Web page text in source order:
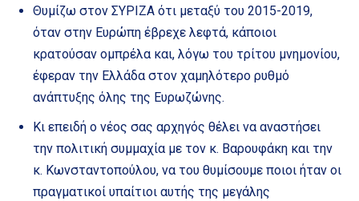
Θυμίζω στον ΣΥΡΙΖΑ ότι μεταξύ του 2015-2019,
όταν στην Ευρώπη έβρεχε λεφτά, κάποιοι
κρατούσαν ομπρέλα και, λόγω του τρίτου μνημονίου,
έφεραν την Ελλάδα στον χαμηλότερο ρυθμό
ανάπτυξης όλης της Ευρωζώνης.
Κι επειδή ο νέος σας αρχηγός θέλει να αναστήσει
την πολιτική συμμαχία με τον κ. Βαρουφάκη και την
κ. Κωνσταντοπούλου, να του θυμίσουμε ποιοι ήταν οι
πραγματικοί υπαίτιοι αυτής της μεγάλης